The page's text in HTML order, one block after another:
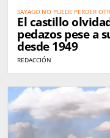
SAYAGO NO PUEDE PERDER
CASTILLO DEL ASMESNAL
El castillo
pedazos pese a
desde 1949
REDACCIÓN